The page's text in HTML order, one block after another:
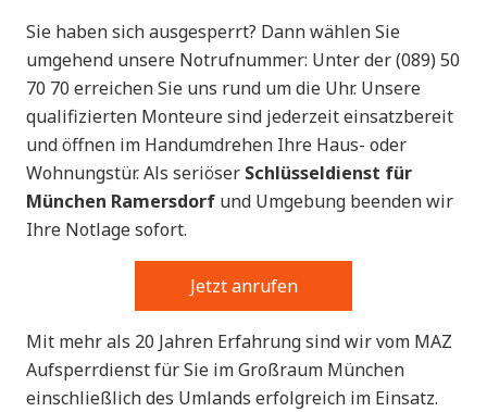
Sie haben sich ausgesperrt? Dann wählen Sie
umgehend unsere Notrufnummer: Unter der (089) 50
70 70 erreichen Sie uns rund um die Uhr. Unsere
qualifizierten Monteure sind jederzeit einsatzbereit
und öffnen im Handumdrehen Ihre Haus- oder
Wohnungstür. Als seriöser Schlüsseldienst für
München Ramersdorf und Umgebung beenden wir
Ihre Notlage sofort.
Jetzt anrufen
Mit mehr als 20 Jahren Erfahrung sind wir vom MAZ
Aufsperrdienst für Sie im Großraum München
einschließlich des Umlands erfolgreich im Einsatz.